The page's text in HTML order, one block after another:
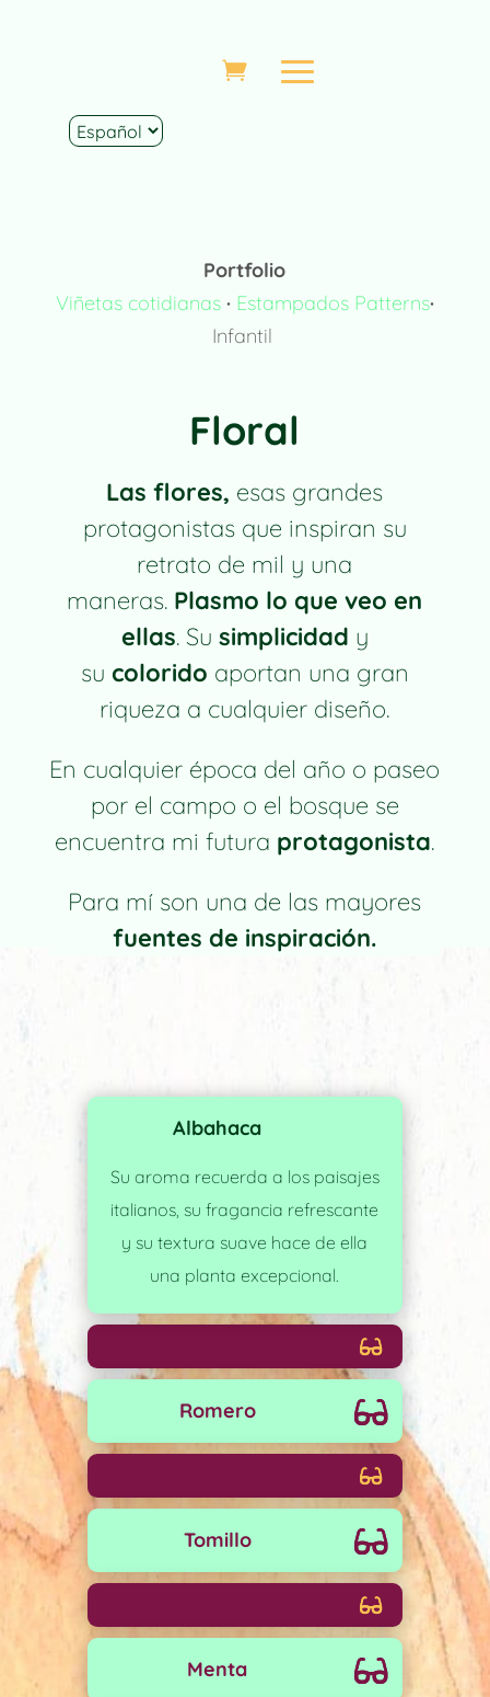
Portfolio
Viñetas cotidianas · Estampados Patterns·
Infantil
Floral
Las flores, esas grandes
protagonistas que inspiran su
retrato de mil y una
maneras. Plasmo lo que veo en
ellas. Su simplicidad y
su colorido aportan una gran
riqueza a cualquier diseño.
En cualquier época del año o paseo
por el campo o el bosque se
encuentra mi futura protagonista.
Para mí son una de las mayores
fuentes de inspiración.
Albahaca
Su aroma recuerda a los paisajes
italianos, su fragancia refrescante
y su textura suave hace de ella
una planta excepcional.
Romero
Tomillo
Menta